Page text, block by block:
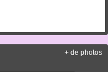
+ de photos